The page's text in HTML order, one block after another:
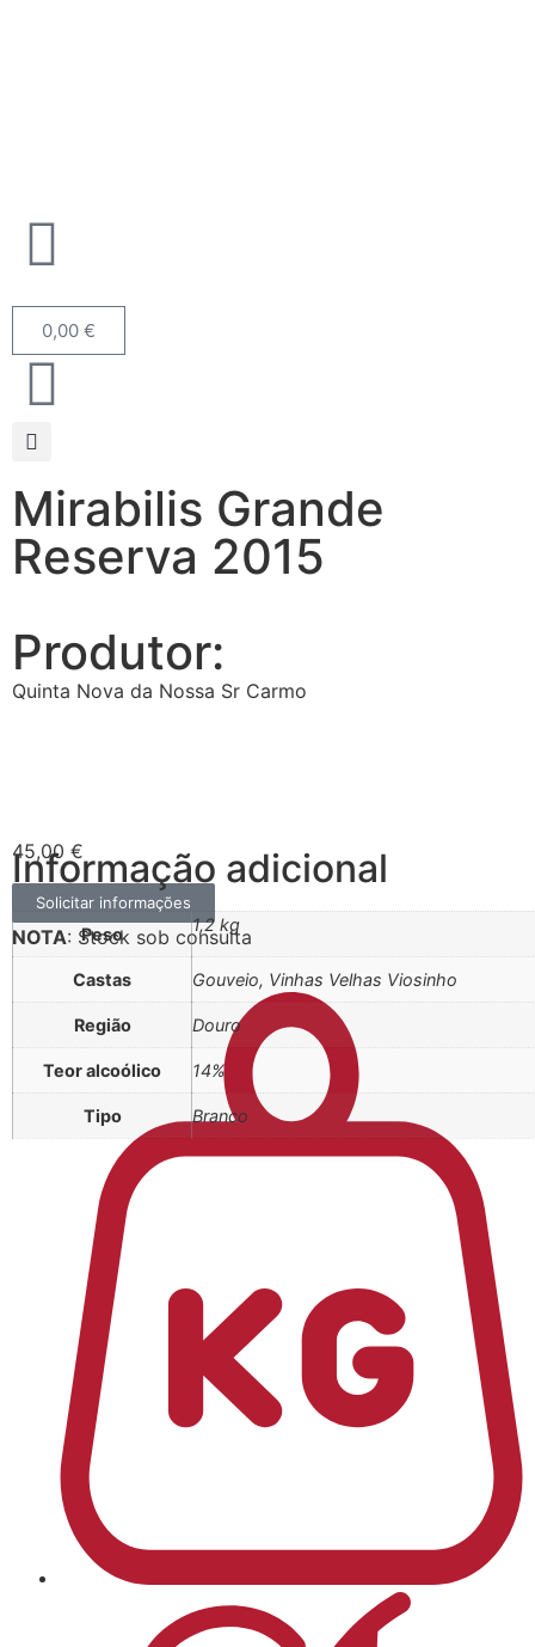
0,00 €
Mirabilis Grande
Reserva 2015
Produtor:
Quinta Nova da Nossa Sr Carmo
45,00 €
Solicitar informações
NOTA: Stock sob consulta
Informação adicional
Peso 1,2 kg
Castas Gouveio, Vinhas Velhas Viosinho
Região Douro
Teor alcoólico 14%
Tipo Branco